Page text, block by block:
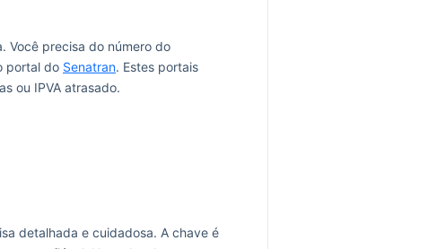
Você precisa do número do
portal do Senatran. Estes portais
ou IPVA atrasado.
detalhada e cuidadosa. A chave é